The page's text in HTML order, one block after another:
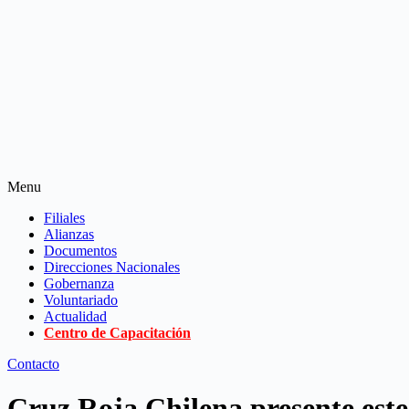
Menu
Filiales
Alianzas
Documentos
Direcciones Nacionales
Gobernanza
Voluntariado
Actualidad
Centro de Capacitación
Contacto